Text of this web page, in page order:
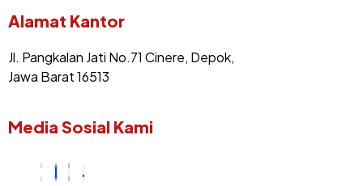
Alamat Kantor
Jl. Pangkalan Jati No.71 Cinere, Depok,
Jawa Barat 16513
Media Sosial Kami